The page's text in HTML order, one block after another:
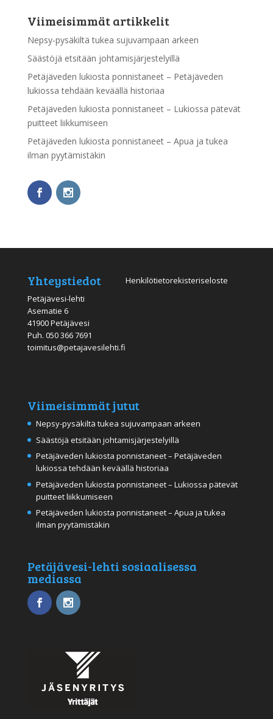
Viimeisimmät artikkelit
Nepsy-pysäkiltä tukea sujuvampaan arkeen
Säästöjä etsitään johtamisjärjestelyillä
Petäjäveden lukiosta ponnistaneet – Petäjäveden
lukiossa tehdään keväällä historiaa
Petäjäveden lukiosta ponnistaneet – Lukiossa pätevät
puitteet liikkumiseen
Petäjäveden lukiosta ponnistaneet – Apua ja tukea
ilman pyytämistäkin
Yhteystiedot
Petäjävesi-lehti
Asematie 6
41900 Petäjävesi
Puh. 050 366 7691
toimitus@petajavesilehti.fi
Henkilötietorekisteriseloste
Viimeisimmät jutut
Nepsy-pysäkiltä tukea sujuvampaan arkeen
Säästöjä etsitään johtamisjärjestelyillä
Petäjäveden lukiosta ponnistaneet – Petäjäveden
lukiossa tehdään keväällä historiaa
Petäjäveden lukiosta ponnistaneet – Lukiossa pätevät
puitteet liikkumiseen
Petäjäveden lukiosta ponnistaneet – Apua ja tukea
ilman pyytämistäkin
Petäjävesi-lehti sosiaalisessa
mediassa